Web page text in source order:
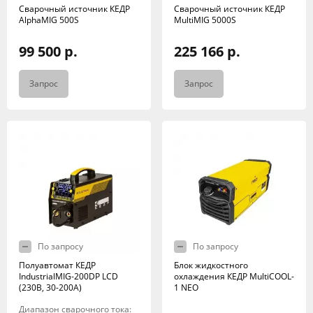
Сварочный источник КЕДР
AlphaMIG 500S
99 500 р.
Запрос
Сварочный источник КЕДР
MultiMIG 5000S
225 166 р.
Запрос
По запросу
Полуавтомат КЕДР
IndustrialMIG-200DP LCD
(230В, 30-200А)
Диапазон сварочного тока:
По запросу
Блок жидкостного
охлаждения КЕДР MultiCOOL-
1 NEO